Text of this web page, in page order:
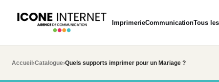
ImprimerieCommunicationTous
Accueil ›Catalogue›Quels supports imprimer pour un Mariage ?